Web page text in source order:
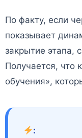
По факту, если
показывает
закрытие этапа,
Получается, что
обучения»,
: